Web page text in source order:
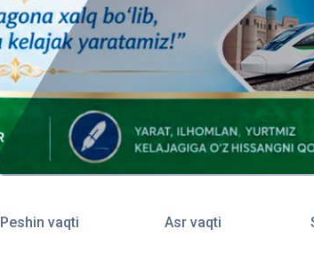
Peshin vaqti Asr vaqti